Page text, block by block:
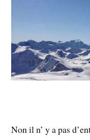
Non il n’ y a pas